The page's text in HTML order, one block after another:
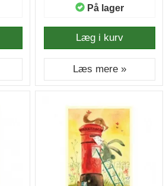
På lager
Læg i kurv
Læs mere »